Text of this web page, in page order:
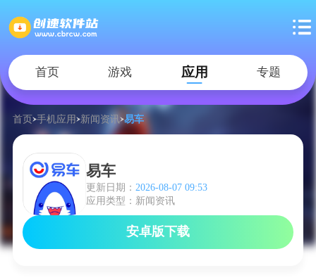
首页 游戏 应用 专题
首页 手机应用 新闻资讯 易车
易车
更新日期： 2026-08-07 09:53
应用类型：新闻资讯
安卓版下载